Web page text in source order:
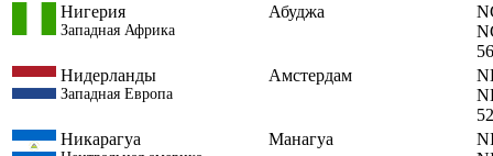
Нигерия
Западная Африка
Абуджа
Нидерланды
Западная Европа
Амстердам
Никарагуа
Манагуа